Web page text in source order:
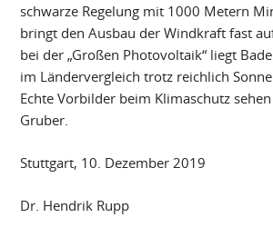
schwarze Regelung mit 1000 Metern
bringt den Ausbau der Windkraft fast
bei der „Großen Photovoltaik“ liegt
im Ländervergleich trotz reichlich
Echte Vorbilder beim Klimaschutz
Gruber.
Stuttgart, 10. Dezember 2019
Dr. Hendrik Rupp